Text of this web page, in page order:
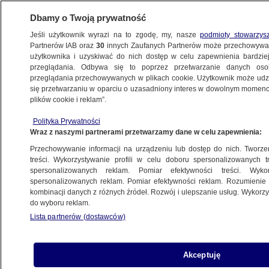
KONKRET24
POLSKA
dane z Niemiec
Michał Istel
3.07.2025, 17:38
Udostępnij
Dbamy o Twoją prywatność
Jeśli użytkownik wyrazi na to zgodę, my, naszepodmioty
Partnerów IAB oraz30 innych Zaufanych Partnerów może
użytkownika i uzyskiwać do nich dostęp w celu zapewnienia
przeglądania. Odbywa się to poprzez przetwarzanie danych
przeglądania przechowywanych w plikach cookie. Użytkownik może
się przetwarzaniu w oparciu o uzasadniony interes w dowolnym
plików cookie i reklam”.
Polityka Prywatności
Wraz z naszymi partnerami przetwarzamy dane w celu zapewnienia:
Przechowywanie informacji na urządzeniu lub dostęp do nich.
treści. Wykorzystywanie profili w celu doboru spersonalizowanych
spersonalizowanych reklam. Pomiar efektywności treści.
spersonalizowanych reklam. Pomiar efektywności reklam.
kombinacji danych z różnych źródeł. Rozwój i ulepszanie usług.
do wyboru reklam.
Lista partnerów (dostawców)
Akceptuję